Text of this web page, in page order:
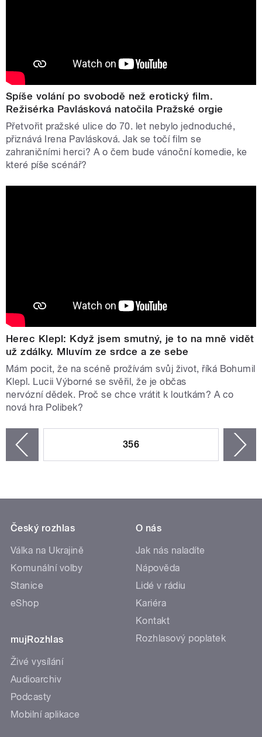
Spíše volání po svobodě než erotický film.
Režisérka Pavlásková natočila Pražské orgie
Přetvořit pražské ulice do 70. let nebylo jednoduché,
přiznává Irena Pavlásková. Jak se točí film se
zahraničními herci? A o čem bude vánoční komedie, ke
které píše scénář?
Herec Klepl: Když jsem smutný, je to na mně vidět
už zdálky. Mluvím ze srdce a ze sebe
Mám pocit, že na scéně prožívám svůj život, říká Bohumil
Klepl. Lucii Výborné se svěřil, že je občas
nervózní dědek. Proč se chce vrátit k loutkám? A co
nová hra Polibek?
356
Český rozhlas
Válka na Ukrajině
Komunální volby
Stanice
eShop
mujRozhlas
Živé vysílání
Audioarchiv
Podcasty
Mobilní aplikace
O nás
Jak nás naladíte
Nápověda
Lidé v rádiu
Kariéra
Kontakt
Rozhlasový poplatek